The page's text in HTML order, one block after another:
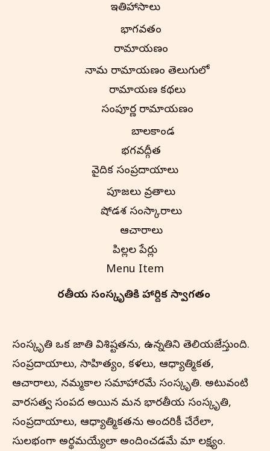
ఇతిహాసాలు
భాగవతం
రామాయణం
నామ రామాయణం తెలుగులో
రామాయణ కథలు
సంపూర్ణ రామాయణం
బాలకాండ
భగవద్గీత
వైదిక సంప్రదాయాలు
పూజలు వ్రతాలు
షోడశ సంస్కారాలు
ఆచారాలు
పిల్లల పేర్లు
Menu Item
భారతీయ సంస్కృతి‌కి హార్దిక స్వాగతం
సంస్కృతి ఒక జాతి విశిష్టతను, ఉన్నతిని తెలియజేస్తుంది.
సంప్రదాయాలు, సాహిత్యం, కళలు, ఆధ్యాత్మికత,
ఆచారాలు, నమ్మకాల సమాహారమే సంస్కృతి. అటువంటి
వారసత్వ సంపద అయిన మన భారతీయ సంస్కృతి,
సంప్రదాయాలు, ఆధ్యాత్మికతను అందరికీ చేరేలా,
సులభంగా అర్థమయ్యేలా అందించడమే మా లక్ష్యం.